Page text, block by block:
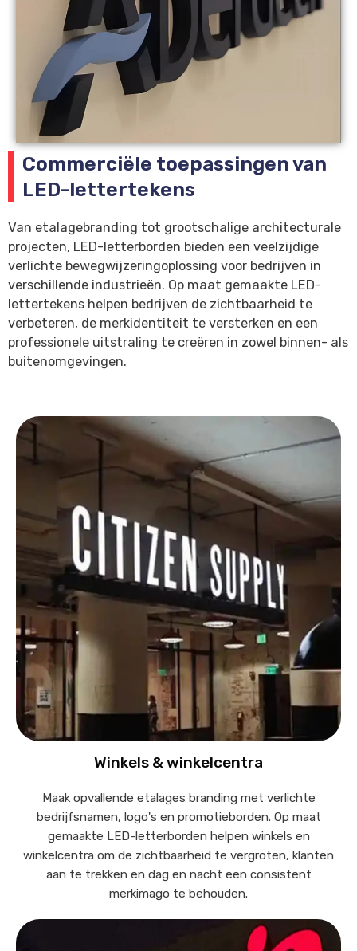
Commerciële toepassingen van
LED-lettertekens
Van etalagebranding tot grootschalige architecturale
projecten, LED-letterborden bieden een veelzijdige
verlichte bewegwijzeringoplossing voor bedrijven in
verschillende industrieën. Op maat gemaakte LED-
lettertekens helpen bedrijven de zichtbaarheid te
verbeteren, de merkidentiteit te versterken en een
professionele uitstraling te creëren in zowel binnen- als
buitenomgevingen.
Winkels & winkelcentra
Maak opvallende etalages branding met verlichte
bedrijfsnamen, logo's en promotieborden. Op maat
gemaakte LED-letterborden helpen winkels en
winkelcentra om de zichtbaarheid te vergroten, klanten
aan te trekken en dag en nacht een consistent
merkimago te behouden.